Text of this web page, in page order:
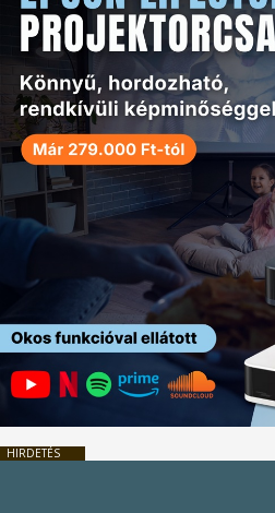
HIRDETÉS